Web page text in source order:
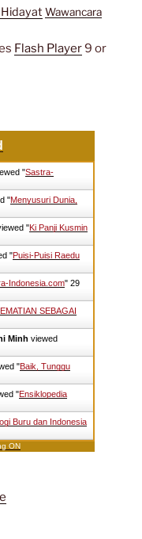
Wawancara
Flash Player9 or
"Sastra-
"Menyusuri Dunia,
"Ki Panji Kusmin
"Puisi-Puisi Raedu
Indonesia.com" 29
SEBAGAI
Minh viewed
"Baik, Tunggu
"Ensiklopedia
Buru dan Indonesia
ON